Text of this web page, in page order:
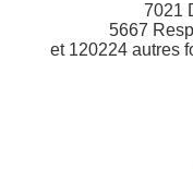
7021
5667
et 120224 autres